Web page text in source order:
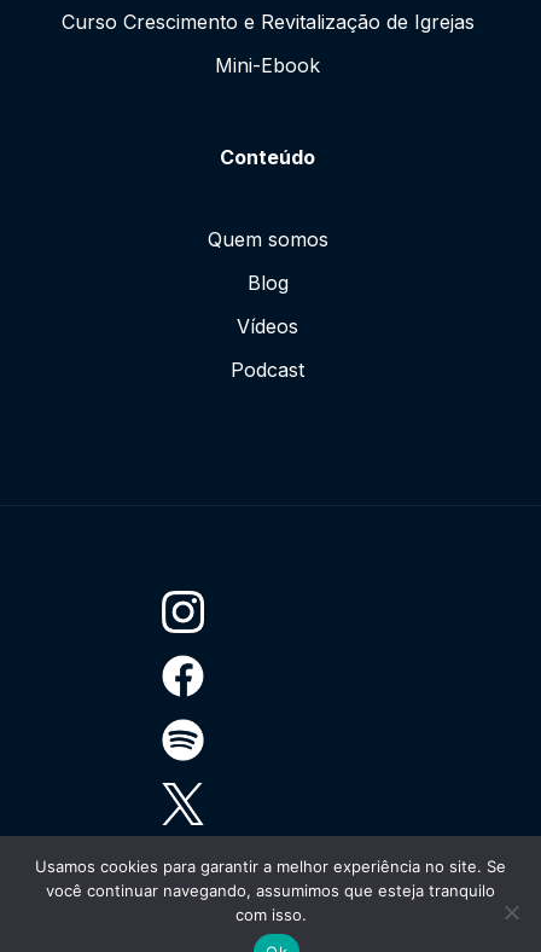
Curso Crescimento e Revitalização de Igrejas
Mini-Ebook
Conteúdo
Quem somos
Blog
Vídeos
Podcast
Usamos cookies para garantir a melhor experiência no site. Se
você continuar navegando, assumimos que esteja tranquilo
com isso.